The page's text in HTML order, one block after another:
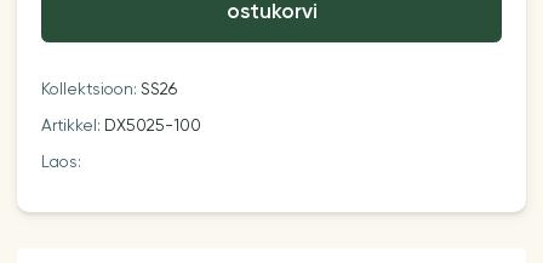
ostukorvi
Kollektsioon:SS26
Artikkel: DX5025-100
Laos: